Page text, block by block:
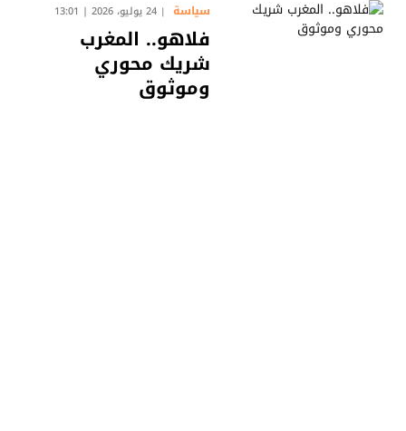
سياسة 24 يوليو، 2026 | 13:01
فلاهو.. المغرب
شريك محوري
وموثوق